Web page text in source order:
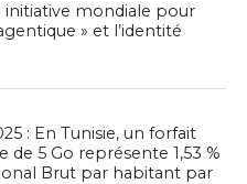
initiative mondiale pour
» et l’identité
: En Tunisie, un forfait
5 Go représente 1,53 %
Brut par habitant par